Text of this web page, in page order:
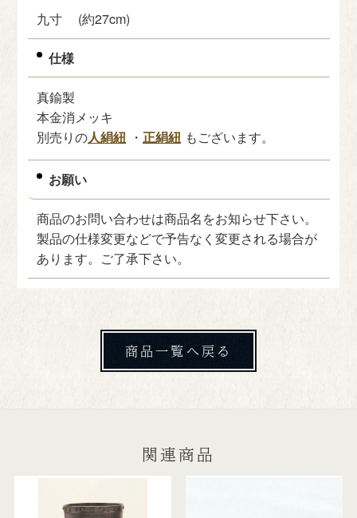
九寸 (約27cm)
仕様
真鍮製
本金消メッキ
別売りの人絹紐 ・ 正絹紐 もございます。
お願い
商品のお問い合わせは商品名をお知らせ下さい。
製品の仕様変更などで予告なく変更される場合が
あります。ご了承下さい。
商品一覧へ戻る
関連商品